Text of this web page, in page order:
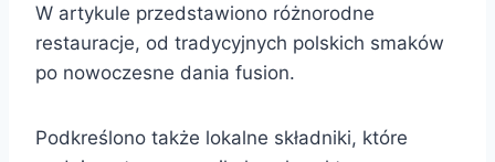
W artykule przedstawiono różnorodne
restauracje, od tradycyjnych polskich smaków
po nowoczesne dania fusion.
Podkreślono także lokalne składniki, które